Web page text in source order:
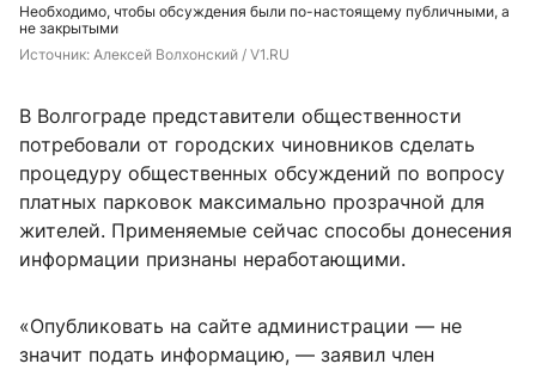
Необходимо, чтобы обсуждения были по-настоящему публичными, а
не закрытыми
Источник: Алексей Волхонский / V1.RU
В Волгограде представители общественности
потребовали от городских чиновников сделать
процедуру общественных обсуждений по вопросу
платных парковок максимально прозрачной для
жителей. Применяемые сейчас способы донесения
информации признаны неработающими.
«Опубликовать на сайте администрации — не
значит подать информацию, — заявил член